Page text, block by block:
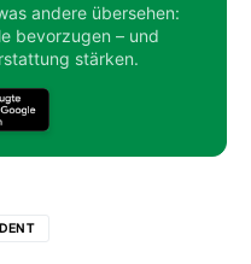
andere übersehen:
bevorzugen – und
stärken.